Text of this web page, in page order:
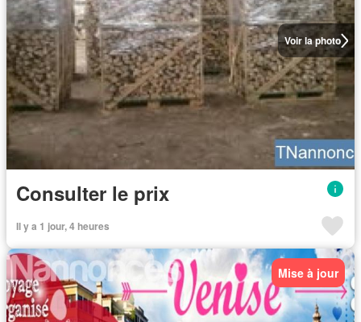
Voir la photo
Consulter le prix
Il y a 1 jour, 4 heures
Mise à jour